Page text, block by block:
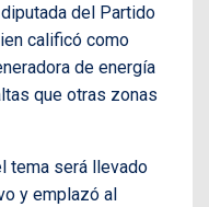
del Partido
calificó como
de energía
que otras zonas
tema será llevado
y emplazó al